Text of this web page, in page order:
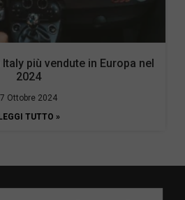
più vendute in Europa nel
2024
7 Ottobre 2024
LEGGI TUTTO »